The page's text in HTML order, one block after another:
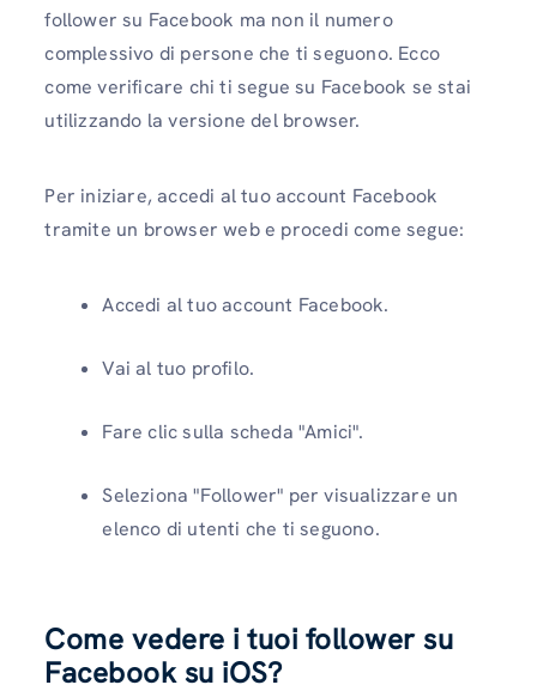
follower su Facebook ma non il numero
complessivo di persone che ti seguono. Ecco
come verificare chi ti segue su Facebook se stai
utilizzando la versione del browser.
Per iniziare, accedi al tuo account Facebook
tramite un browser web e procedi come segue:
Accedi al tuo account Facebook.
Vai al tuo profilo.
Fare clic sulla scheda "Amici".
Seleziona "Follower" per visualizzare un
elenco di utenti che ti seguono.
Come vedere i tuoi follower su
Facebook su iOS?